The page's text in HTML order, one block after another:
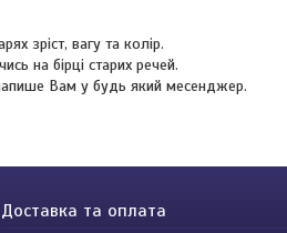
зріст, вагу та колір.
на бірці старих речей.
Вам у будь який месенджер.
Доставка та оплата